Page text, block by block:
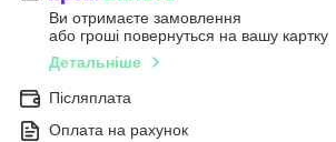
Ви отримаєте замовлення
або гроші повернуться на вашу картку
Детальніше
Післяплата
Оплата на рахунок